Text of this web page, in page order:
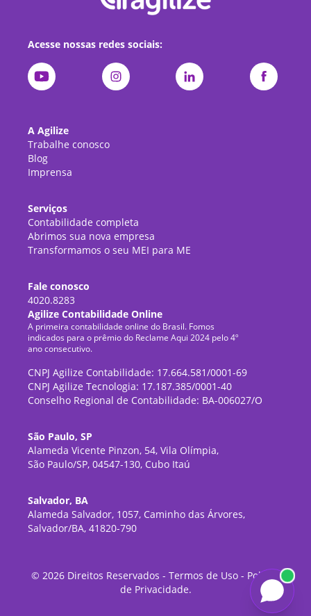
Acesse nossas redes sociais:
A Agilize
Trabalhe conosco
Blog
Imprensa
Serviços
Contabilidade completa
Abrimos sua nova empresa
Transformamos o seu MEI para ME
Fale conosco
4020.8283
Agilize Contabilidade Online
A primeira contabilidade online do Brasil. Fomos
indicados para o prêmio do Reclame Aqui 2024 pelo 4º
ano consecutivo.
CNPJ Agilize Contabilidade: 17.664.581/0001-69
CNPJ Agilize Tecnologia: 17.187.385/0001-40
Conselho Regional de Contabilidade: BA-006027/O
São Paulo, SP
Alameda Vicente Pinzon, 54, Vila Olímpia,
São Paulo/SP, 04547-130, Cubo Itaú
Salvador, BA
Alameda Salvador, 1057, Caminho das Árvores,
Salvador/BA, 41820-790
© 2026Direitos Reservados - Termos de Uso- Política
de Privacidade.